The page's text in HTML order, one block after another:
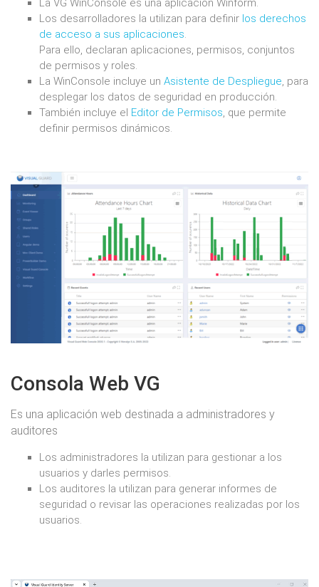
La VG WinConsole es una aplicación Winform.
Los desarrolladores la utilizan para definir los derechos
de acceso a sus aplicaciones.
Para ello, declaran aplicaciones, permisos, conjuntos
de permisos y roles.
La WinConsole incluye un Asistente de Despliegue, para
desplegar los datos de seguridad en producción.
También incluye el Editor de Permisos, que permite
definir permisos dinámicos.
Consola Web VG
Es una aplicación web destinada a administradores y
auditores
Los administradores la utilizan para gestionar a los
usuarios y darles permisos.
Los auditores la utilizan para generar informes de
seguridad o revisar las operaciones realizadas por los
usuarios.